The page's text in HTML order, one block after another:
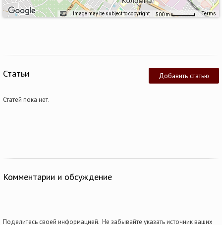
Image may be subject to copyright 500 m Terms
Добавить статью
Статьи
Статей пока нет.
Комментарии и обсуждение
Поделитесь своей информацией. Не забывайте указать источник ваших